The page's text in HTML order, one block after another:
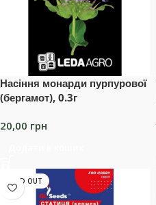
Насіння монарди пурпурової
(бергамот), 0.3г
20,00 грн
SOLD OUT